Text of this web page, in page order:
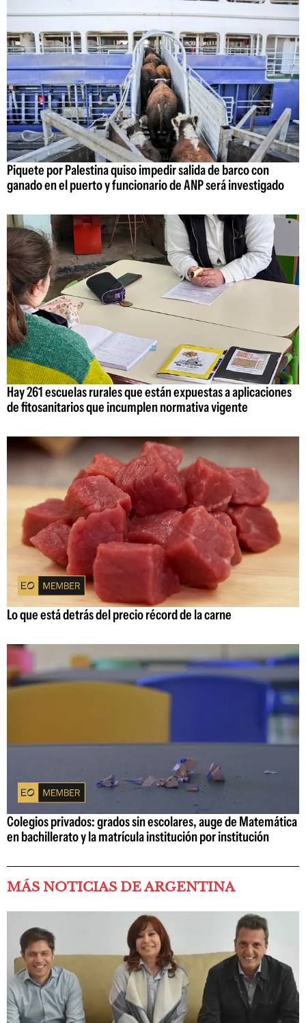
Piquete por Palestina quiso impedir salida de barco con
ganado en el puerto y funcionario de ANP será investigado
Hay 261 escuelas rurales que están expuestas a aplicaciones
de fitosanitarios que incumplen normativa vigente
Lo que está detrás del precio récord de la carne
Colegios privados: grados sin escolares, auge de Matemática
en bachillerato y la matrícula institución por institución
MÁS NOTICIAS DE ARGENTINA